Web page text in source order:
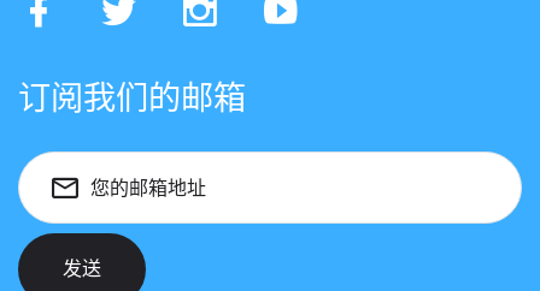
订阅我们的邮箱
您的邮箱地址
发送